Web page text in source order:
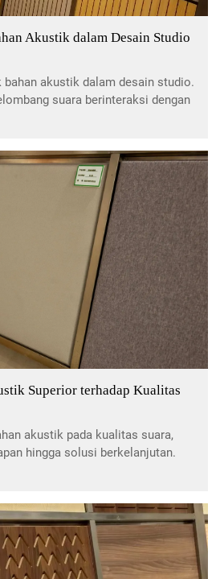
Akustik dalam Desain Studio
akustik dalam desain studio.
suara berinteraksi dengan
kualitas akustik, penyerapan,
bass, dan panel difusi untuk
studio Anda.
Superior terhadap Kualitas
akustik pada kualitas suara,
hingga solusi berkelanjutan.
dalam bahan akustik dan
komersial.